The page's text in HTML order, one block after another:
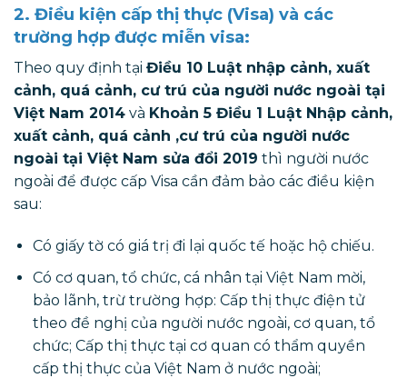
2. Điều kiện cấp thị thực (Visa) và các
trường hợp được miễn visa:
Theo quy định tại Điều 10 Luật nhập cảnh, xuất
cảnh, quá cảnh, cư trú của người nước ngoài tại
Việt Nam 2014 và Khoản 5 Điều 1 Luật Nhập cảnh,
xuất cảnh, quá cảnh ,cư trú của người nước
ngoài tại Việt Nam sửa đổi 2019 thì người nước
ngoài để được cấp Visa cần đảm bảo các điều kiện
sau:
Có giấy tờ có giá trị đi lại quốc tế hoặc hộ chiếu.
Có cơ quan, tổ chức, cá nhân tại Việt Nam mời,
bảo lãnh, trừ trường hợp: Cấp thị thực điện tử
theo đề nghị của người nước ngoài, cơ quan, tổ
chức; Cấp thị thực tại cơ quan có thẩm quyền
cấp thị thực của Việt Nam ở nước ngoài;